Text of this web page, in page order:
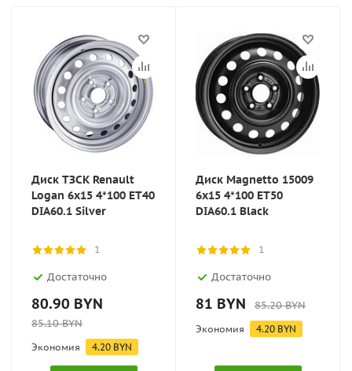
Диск ТЗСК Renault
Logan 6x15 4*100 ET40
DIA60.1 Silver
1
Достаточно
80.90 BYN
85.10BYN
Экономия 4.20 BYN
Диск Magnetto 15009
6x15 4*100 ET50
DIA60.1 Black
1
Достаточно
81 BYN 85.20BYN
Экономия 4.20 BYN